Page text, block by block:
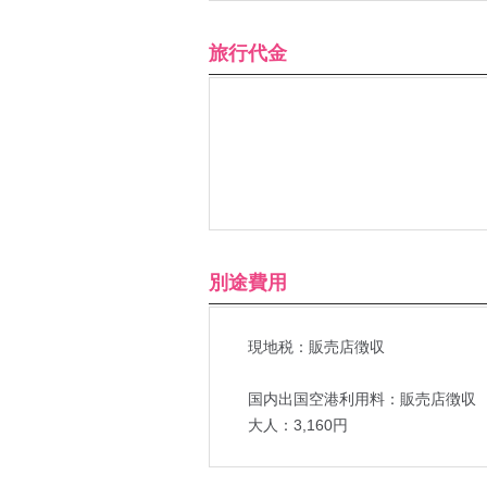
旅行代金
別途費用
現地税：販売店徴収
国内出国空港利用料：販売店徴収
大人：3,160円